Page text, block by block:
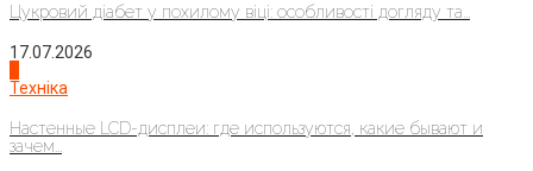
Цукровий діабет у похилому віці: особливості догляду та...
17.07.2026
Техніка
Настенные LCD-дисплеи: где используются, какие бывают и
зачем...